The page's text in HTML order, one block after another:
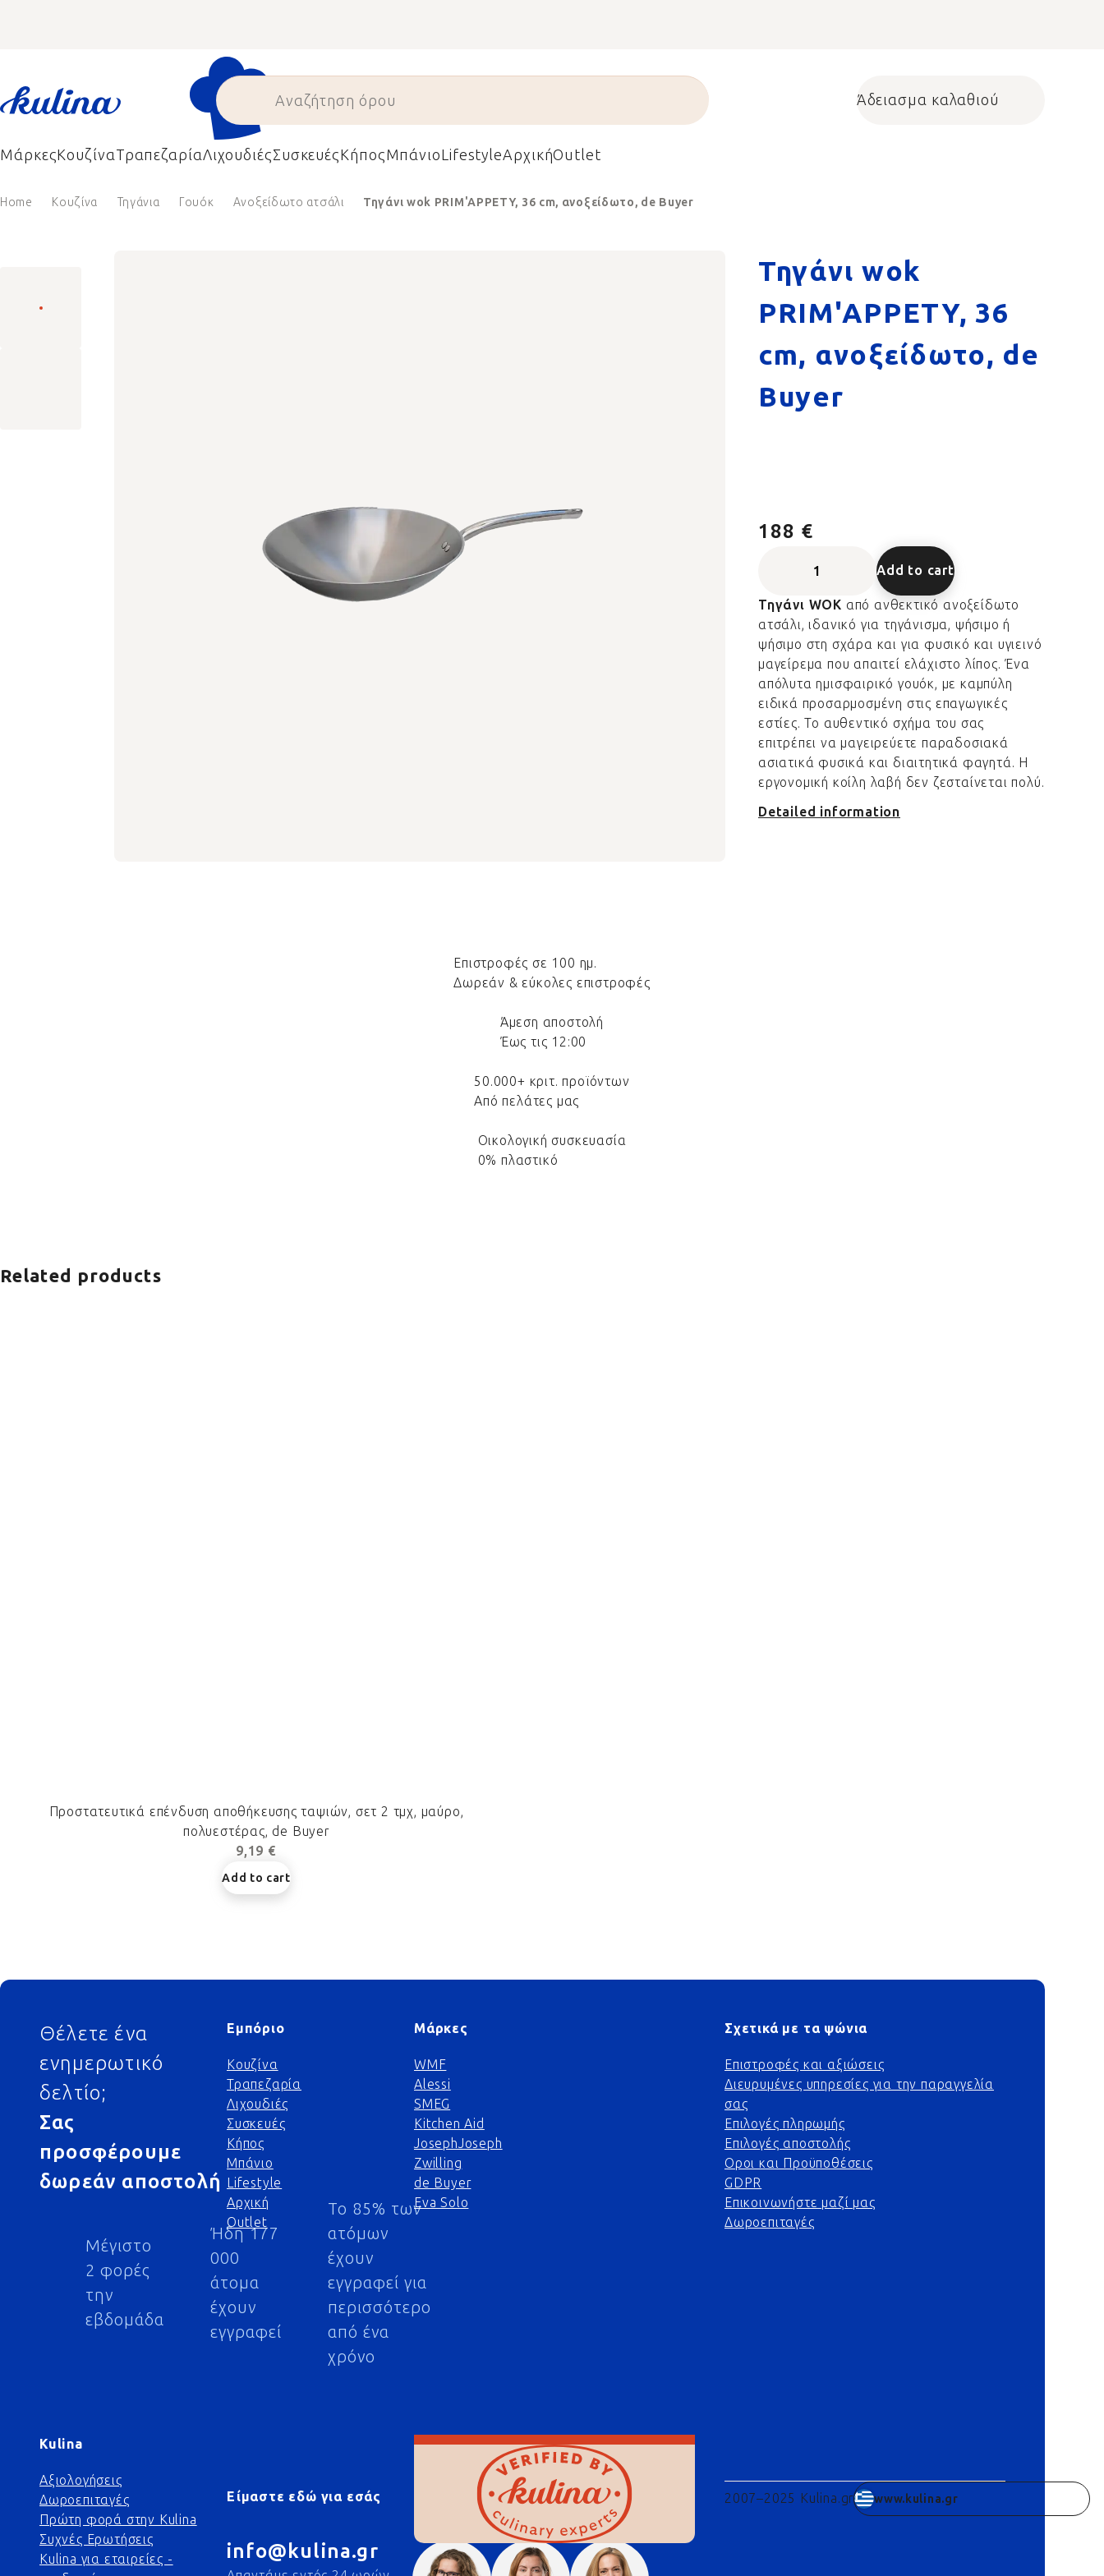
Shopping cart
Άδειασμα καλαθιού
ΜάρκεςΚουζίναΤραπεζαρίαΛιχουδιέςΣυσκευέςΚήποςΜπάνιοLifestyleΑρχικήOutlet
Home Κουζίνα Τηγάνια Γουόκ Ανοξείδωτο ατσάλι Τηγάνι wok PRIM'APPETY, 36 cm, ανοξείδωτο, de Buyer
Τηγάνι wok
PRIM'APPETY, 36
cm, ανοξείδωτο, de
Buyer
188 €
Add to cart
Τηγάνι WOK από ανθεκτικό ανοξείδωτο
ατσάλι, ιδανικό για τηγάνισμα, ψήσιμο ή
ψήσιμο στη σχάρα και για φυσικό και υγιεινό
μαγείρεμα που απαιτεί ελάχιστο λίπος. Ένα
απόλυτα ημισφαιρικό γουόκ, με καμπύλη
ειδικά προσαρμοσμένη στις επαγωγικές
εστίες. Το αυθεντικό σχήμα του σας
επιτρέπει να μαγειρεύετε παραδοσιακά
ασιατικά φυσικά και διαιτητικά φαγητά. Η
εργονομική κοίλη λαβή δεν ζεσταίνεται πολύ.
Detailed information
Επιστροφές σε 100 ημ.
Δωρεάν & εύκολες επιστροφές
Άμεση αποστολή
Έως τις 12:00
50.000+ κριτ. προϊόντων
Από πελάτες μας
Οικολογική συσκευασία
0% πλαστικό
Related products
Προστατευτικά επένδυση αποθήκευσης ταψιών, σετ 2 τμχ, μαύρο,
πολυεστέρας, de Buyer
9,19 €
Add to cart
Footer
Θέλετε ένα
ενημερωτικό
δελτίο;
Σας
προσφέρουμε
δωρεάν αποστολή
Μέγιστο
2 φορές
την
εβδομάδα
Ήδη 177
000
άτομα
έχουν
εγγραφεί
Το 85% των
ατόμων
έχουν
εγγραφεί για
περισσότερο
από ένα
χρόνο
Εμπόριο
Κουζίνα
Τραπεζαρία
Λιχουδιές
Συσκευές
Κήπος
Μπάνιο
Lifestyle
Αρχική
Outlet
Μάρκες
WMF
Alessi
SMEG
Kitchen Aid
JosephJoseph
Zwilling
de Buyer
Eva Solo
Σχετικά με τα ψώνια
Επιστροφές και αξιώσεις
Διευρυμένες υπηρεσίες για την παραγγελία
σας
Επιλογές πληρωμής
Επιλογές αποστολής
Οροι και Προϋποθέσεις
GDPR
Επικοινωνήστε μαζί μας
Δωροεπιταγές
Kulina
Αξιολογήσεις
Δωροεπιταγές
Πρώτη φορά στην Kulina
Συχνές Ερωτήσεις
Kulina για εταιρείες -
Είμαστε εδώ για εσάς
info@kulina.gr
2007–2025 Kulina.gr www.kulina.gr